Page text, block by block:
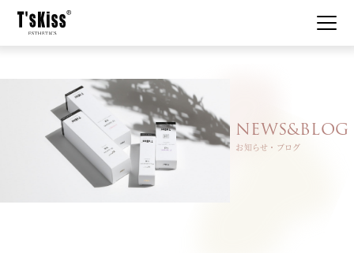
私たちについて
はじめての方へ
メニュー・システム
NEWS&BLOG
お知らせ・ブログ